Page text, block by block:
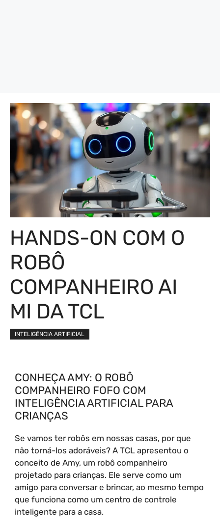
HANDS-ON COM O
ROBÔ
COMPANHEIRO AI
MI DA TCL
INTELIGÊNCIA ARTIFICIAL
CONHEÇA AMY: O ROBÔ
COMPANHEIRO FOFO COM
INTELIGÊNCIA ARTIFICIAL PARA
CRIANÇAS
Se vamos ter robôs em nossas casas, por que
não torná-los adoráveis? A TCL apresentou o
conceito de Amy, um robô companheiro
projetado para crianças. Ele serve como um
amigo para conversar e brincar, ao mesmo tempo
que funciona como um centro de controle
inteligente para a casa.